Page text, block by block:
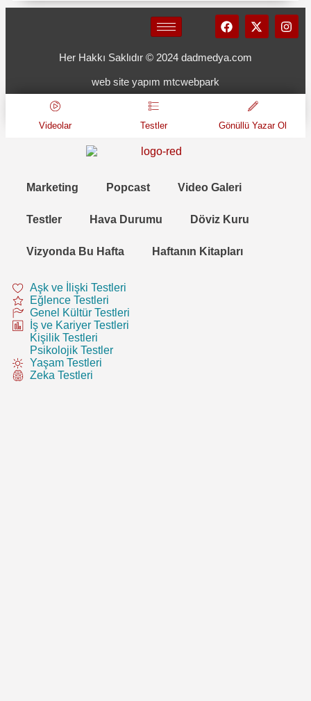
Her Hakkı Saklıdır © 2024 dadmedya.com
web site yapım mtcwebpark
Videolar Testler Gönüllü Yazar Ol
Marketing Popcast Video Galeri
Testler Hava Durumu Döviz Kuru
Vizyonda Bu Hafta Haftanın Kitapları
Aşk ve İlişki Testleri
Eğlence Testleri
Genel Kültür Testleri
İş ve Kariyer Testleri
Kişilik Testleri
Psikolojik Testler
Yaşam Testleri
Zeka Testleri